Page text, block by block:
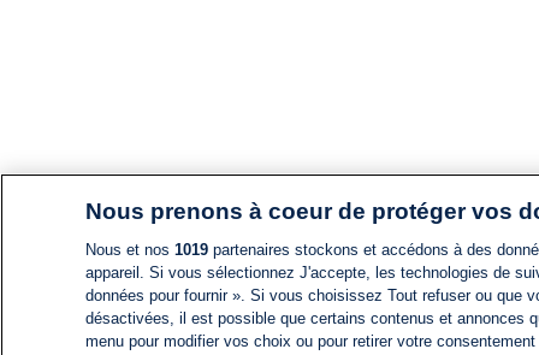
Nous prenons à coeur de protéger vos
Nous et nos 1019partenaires stockons et accédons à des
appareil. Si vous sélectionnez J'accepte, les technologies de
données pour fournir ». Si vous choisissez Tout refuser ou
désactivées, il est possible que certains contenus et annonces
menu pour modifier vos choix ou pour retirer votre